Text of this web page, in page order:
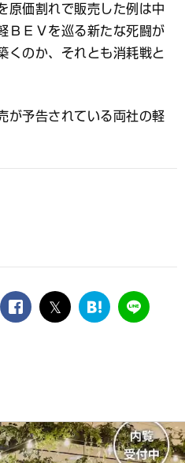
原価割れで販売した例は中
ＢＥＶを巡る新たな死闘が
くのか、それとも消耗戦と
予告されている両社の軽
facebook
twitter
は
ー
ク
LINE